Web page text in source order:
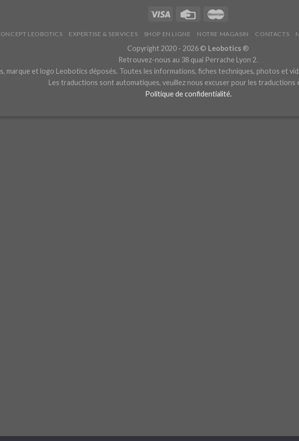
LEOBOTICS EXPERTISE & SERVICES SHOP EN LIGNE NOTRE MAGASIN CONTACTS
Copyright 2020 - 2026 © Leobotics ®
Retrouvez-nous au 38 quai Perrache Lyon 2.
marque et logo Leobotics déposés. Toutes les informations, fiches techniques, photos et
Les traductions sont automatiques, veuillez nous excuser pour les traductions
Politique de confidentialité.